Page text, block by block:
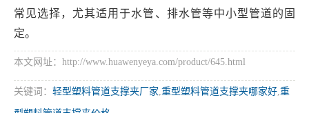
常见选择，尤其适用于水管、排水管等中小型管道的固
定。
本文网址：http://www.huawenyeya.com/product/645.html
关键词： 轻型塑料管道支撑夹厂家,重型塑料管道支撑夹哪家好,重